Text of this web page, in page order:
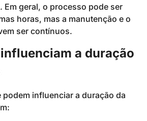
Em geral, o processo pode ser
horas, mas a manutenção e o
ser contínuos.
a duração
influenciar a duração da